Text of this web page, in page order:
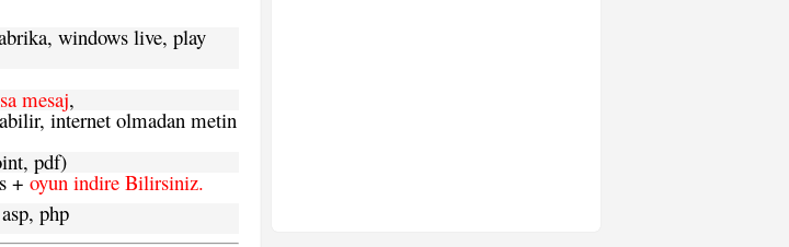
windows live, play
mesaj,
internet olmadan metin
pdf)
+oyun indire Bilirsiniz.
php